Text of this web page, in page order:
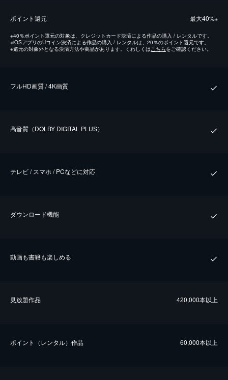
ポイント還元 最⼤40%※
※40％ポイント還元の対象は、クレジットカード決済による作品の購入 / レンタルです。
※iOSアプリのUコイン決済による作品の購入 / レンタルは、20％のポイント還元です。
※還元の対象外となる決済方法や商品があります。くわしくはこちらをご確認ください。
フルHD画質 / 4K画質
⾼⾳質（DOLBY DIGITAL PLUS）
テレビ / スマホ / PCなどに対応
ダウンロード機能
動画も書籍も楽しめる
⾒放題作品 420,000本以上
ポイント（レンタル）作品 60,000本以上